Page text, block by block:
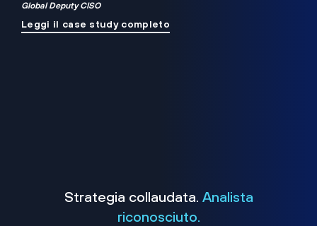
Global Deputy CISO
Leggi il case study completo
Strategia collaudata. Analista
riconosciuto.